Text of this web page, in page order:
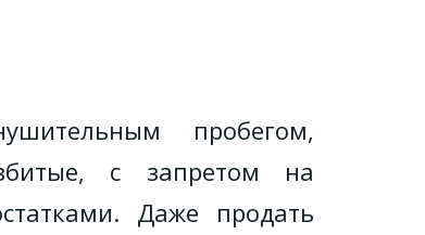
пробегом,
с запретом на
Даже продать